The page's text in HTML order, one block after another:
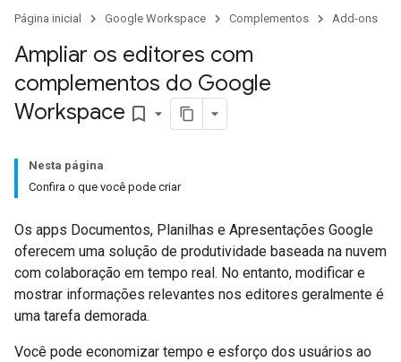
Página inicial Google Workspace Complementos Add-ons
Ampliar os editores com
complementos do Google
Workspace bookmark_border
Nesta página
Confira o que você pode criar
Os apps Documentos, Planilhas e Apresentações Google
oferecem uma solução de produtividade baseada na nuvem
com colaboração em tempo real. No entanto, modificar e
mostrar informações relevantes nos editores geralmente é
uma tarefa demorada.
Você pode economizar tempo e esforço dos usuários ao